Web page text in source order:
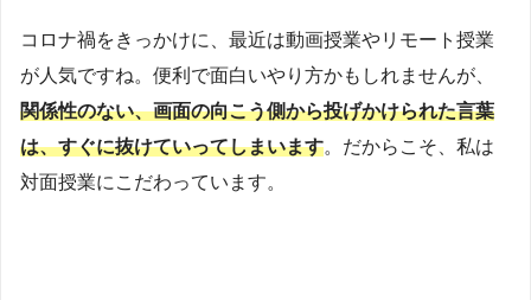
コロナ禍をきっかけに、最近は動画授業やリモート授業
が人気ですね。便利で面白いやり方かもしれませんが、
関係性のない、画面の向こう側から投げかけられた言葉
は、すぐに抜けていってしまいます。だからこそ、私は
対面授業にこだわっています。